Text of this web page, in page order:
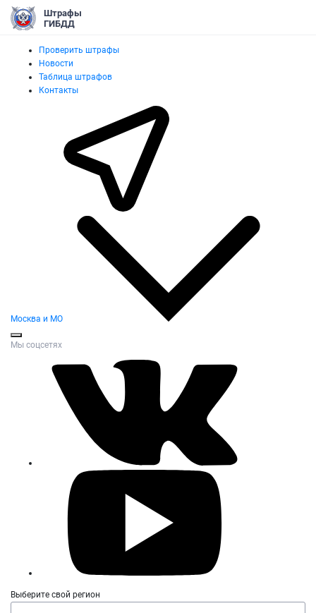
Штрафы
ГИБДД
Проверить штрафы
Новости
Таблица штрафов
Контакты
Москва и МО
Мы соцсетях
Выберите свой регион